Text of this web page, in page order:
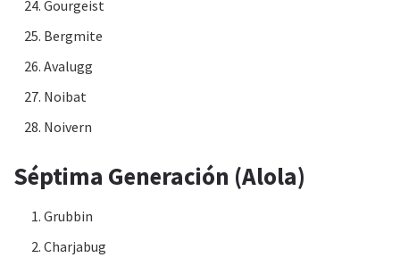
Gourgeist
Bergmite
Avalugg
Noibat
Noivern
Séptima Generación (Alola)
Grubbin
Charjabug